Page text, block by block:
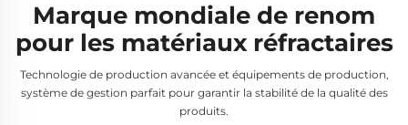
Marque mondiale de renom
pour les matériaux réfractaires
Technologie de production avancée et équipements de production,
système de gestion parfait pour garantir la stabilité de la qualité des
produits.